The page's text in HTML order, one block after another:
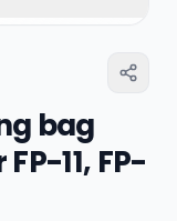
bag
11, FP-